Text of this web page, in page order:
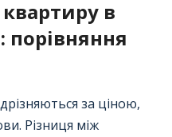
в
порівняння
за ціною,
Різниця між